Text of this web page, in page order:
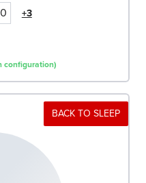
+3
configuration)
BACK TO SLEEP